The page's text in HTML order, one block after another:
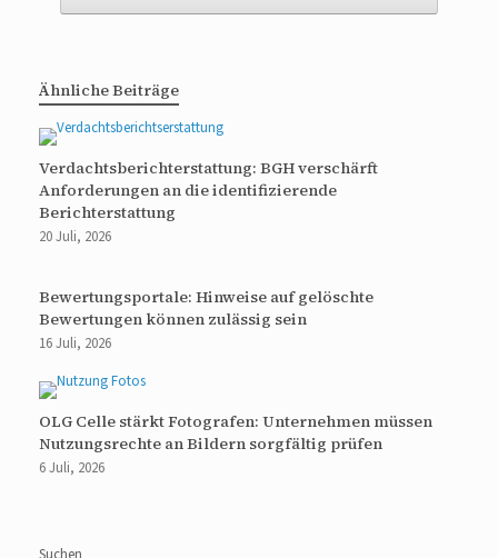
Ähnliche Beiträge
Verdachtsberichterstattung: BGH verschärft
Anforderungen an die identifizierende
Berichterstattung
20 Juli, 2026
Bewertungsportale: Hinweise auf gelöschte
Bewertungen können zulässig sein
16 Juli, 2026
OLG Celle stärkt Fotografen: Unternehmen müssen
Nutzungsrechte an Bildern sorgfältig prüfen
6 Juli, 2026